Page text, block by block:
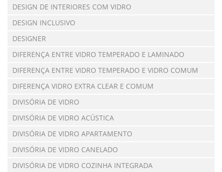
DESIGN DE INTERIORES COM VIDRO
DESIGN INCLUSIVO
DESIGNER
DIFERENÇA ENTRE VIDRO TEMPERADO E LAMINADO
DIFERENÇA ENTRE VIDRO TEMPERADO E VIDRO COMUM
DIFERENÇA VIDRO EXTRA CLEAR E COMUM
DIVISÓRIA DE VIDRO
DIVISÓRIA DE VIDRO ACÚSTICA
DIVISÓRIA DE VIDRO APARTAMENTO
DIVISÓRIA DE VIDRO CANELADO
DIVISÓRIA DE VIDRO COZINHA INTEGRADA